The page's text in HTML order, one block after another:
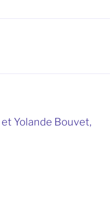
Yolande Bouvet,